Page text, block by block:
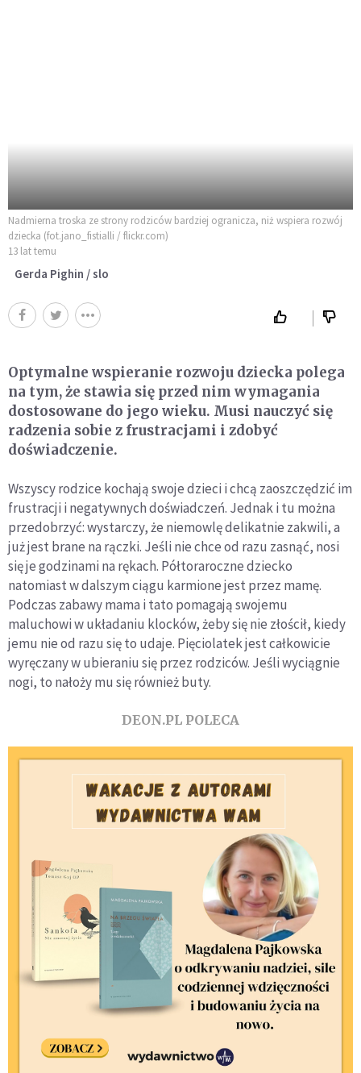
Nadmierna troska ze strony rodziców bardziej ogranicza, niż wspiera rozwój
dziecka (fot.jano_fistialli / flickr.com)
13 lat temu
Gerda Pighin / slo
Optymalne wspieranie rozwoju dziecka polega
na tym, że stawia się przed nim wymagania
dostosowane do jego wieku. Musi nauczyć się
radzenia sobie z frustracjami i zdobyć
doświadczenie.
Wszyscy rodzice kochają swoje dzieci i chcą zaoszczędzić im
frustracji i negatywnych doświadczeń. Jednak i tu można
przedobrzyć: wystarczy, że niemowlę delikatnie zakwili, a
już jest brane na rączki. Jeśli nie chce od razu zasnąć, nosi
się je godzinami na rękach. Półtoraroczne dziecko
natomiast w dalszym ciągu karmione jest przez mamę.
Podczas zabawy mama i tato pomagają swojemu
maluchowi w układaniu klocków, żeby się nie złościł, kiedy
jemu nie od razu się to udaje. Pięciolatek jest całkowicie
wyręczany w ubieraniu się przez rodziców. Jeśli wyciągnie
nogi, to nałoży mu się również buty.
DEON.PL POLECA